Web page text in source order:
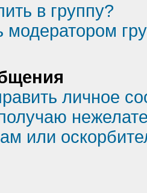
в группу?
модератором
личное
или